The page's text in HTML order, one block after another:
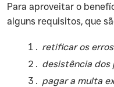
‍Para aproveitar o
alguns requisitos, que
retificar os
desistência dos
pagar a multa